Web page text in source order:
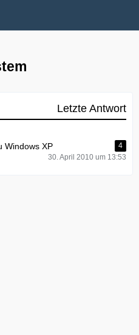
Letzte Antwort
Windows XP
4
30. April 2010 um 13:53